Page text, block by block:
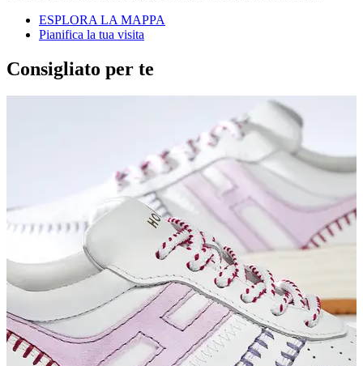
ESPLORA LA MAPPA
Pianifica la tua visita
Consigliato per te